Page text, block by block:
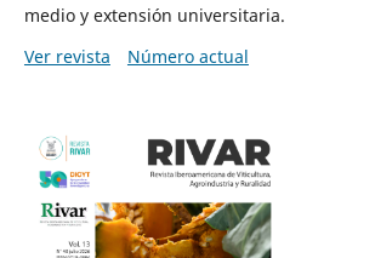
medio y extensión universitaria.
Ver revista
Número actual